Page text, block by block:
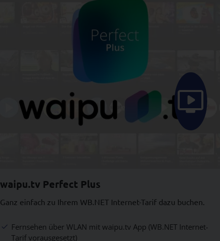
Icon
waipu.tv Perfect Plus
Ganz einfach zu Ihrem WB.NET Internet-Tarif dazu buchen.
Fernsehen über WLAN mit waipu.tv App (WB.NET Internet-
Tarif vorausgesetzt)